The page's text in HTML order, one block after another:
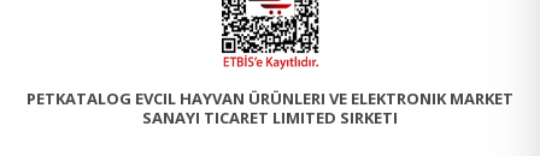
PETKATALOG EVCIL HAYVAN ÜRÜNLERI VE ELEKTRONIK MARKET
SANAYI TICARET LIMITED SIRKETI